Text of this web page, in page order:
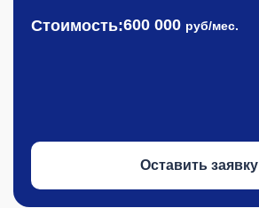
Стоимость:600 000 руб/мес.
Оставить заявку